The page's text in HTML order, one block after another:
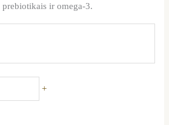
ir omega-3.
+